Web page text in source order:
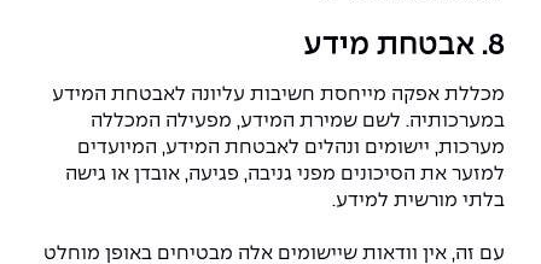
8. אבטחת מידע
מכללת אפקה מייחסת חשיבות עליונה לאבטחת המידע
במערכותיה. לשם שמירת המידע, מפעילה המכללה
מערכות, יישומים ונהלים לאבטחת המידע, המיועדים
למזער את הסיכונים מפני גניבה, פגיעה, אובדן או גישה
בלתי מורשית למידע.
עם זה, אין וודאות שיישומים אלה מבטיחים באופן מוחלט